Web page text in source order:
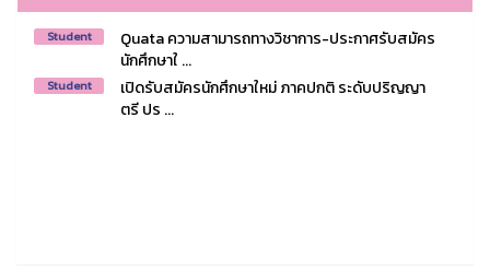
Student
Quata ความสามารถทางวิชาการ-ประกาศรับสมัคร
นักศึกษาใ ...
Student
เปิดรับสมัครนักศึกษาใหม่ ภาคปกติ ระดับปริญญา
ตรี ปร ...